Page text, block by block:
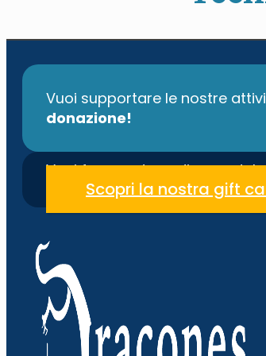
Vuoi supportare le nostre
donazione!
Vuoi fare un dono diverso dal
Scopri la nostra gift